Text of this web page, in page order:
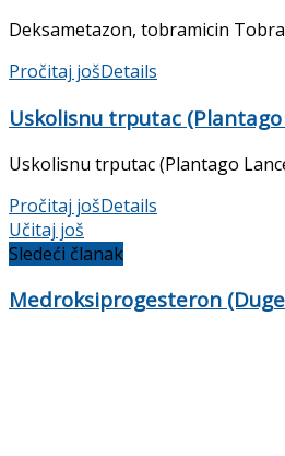
Deksametazon, tobramicin
Pročitaj jošDetails
Uskolisnu trputac
Uskolisnu trputac (Plantago
Pročitaj jošDetails
Učitaj još
Sledeći članak
Medroksiprogesteron